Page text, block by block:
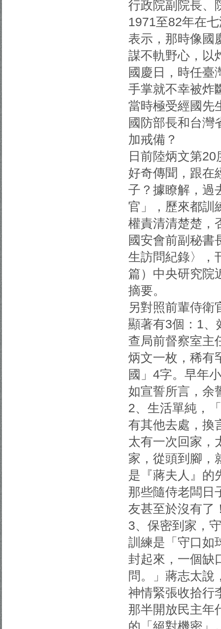
行政院副院長、
1971至82年在
表示，那時像國
謀不軌野心，以
國慶日，時任臺
手掌就不幸被炸
當時極受經國先
國防部長和台灣
加戒備？
日前陸炳文第
好奇傳聞，跟在
子？據瞭解，過
官」，歷來都訓
權責清清楚楚，
國安會前副秘書
生訪問紀錄〉，
篇）中央研究院
摘要。
另對照前輩侍衛
顯著有3個：1、
查局前督察室主
炳文一枚，稀有
國」4字。早年
如宣誓所言，余
2、生活單純，
有其他去處，換
太有一次回家，
家，從頭到腳，
是『蔣夫人』的
那些隨侍老闆日
友甚至於沒有了
3、保密到家，
訓練是「守口如
封起來，一個缺
問。」蔣志太說
神情緊張收拾行
那半開放民主年
的「絕對機密」